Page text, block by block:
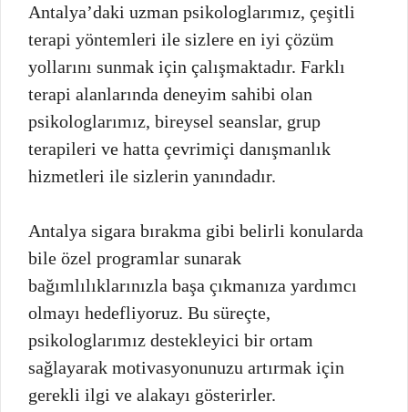
Antalya’daki uzman psikologlarımız, çeşitli
terapi yöntemleri ile sizlere en iyi çözüm
yollarını sunmak için çalışmaktadır. Farklı
terapi alanlarında deneyim sahibi olan
psikologlarımız, bireysel seanslar, grup
terapileri ve hatta çevrimiçi danışmanlık
hizmetleri ile sizlerin yanındadır.
Antalya sigara bırakma gibi belirli konularda
bile özel programlar sunarak
bağımlılıklarınızla başa çıkmanıza yardımcı
olmayı hedefliyoruz. Bu süreçte,
psikologlarımız destekleyici bir ortam
sağlayarak motivasyonunuzu artırmak için
gerekli ilgi ve alakayı gösterirler.